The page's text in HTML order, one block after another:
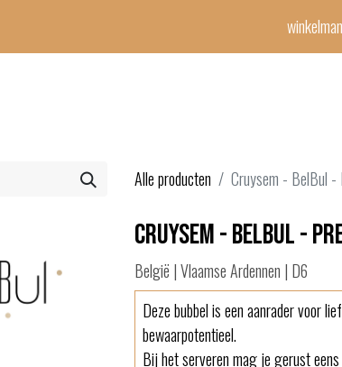
Alle producten Cruysem - BelBul
Cruysem - BelBul -
België | Vlaamse Ardennen | D6
Deze bubbel is een aanrader voor
bewaarpotentieel.
Bij het serveren mag je gerust